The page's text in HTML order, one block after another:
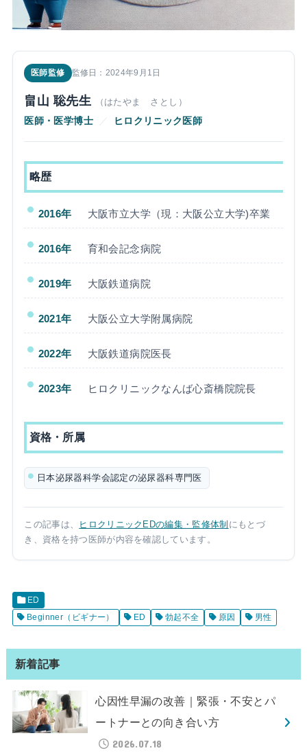
医師監修 監修日：2024年9月1日
畠山 聡先生 （はたやま さとし）
医師・医学博士 ／ ヒロクリニック医師
略歴
2016年 大阪市立大学（現：大阪公立大学)卒業
2016年 育和会記念病院
2019年 大阪鉄道病院
2021年 大阪公立大学附属病院
2022年 大阪鉄道病院医長
2023年 ヒロクリニックなんば心斎橋院院長
資格・所属
日本泌尿器科学会認定の泌尿器科専門医
この記事は、 ヒロクリニックEDの編集・監修体制 にもとづ
き、資格を持つ医師が内容を確認しています。
ED
Beginner（ビギナー）
ED 勃起不全 原因 男性
新着記事
心因性早漏の改善｜緊張・不安とパ
ートナーとの向き合い方
2026.07.18